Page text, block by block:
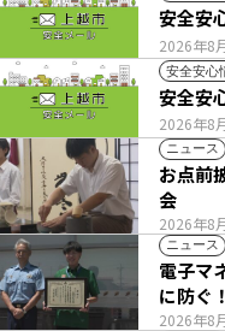
2026年8
安全安
安全安心
2026年8
安全安
ニュース
2026年8
お点前
会
ニュース
2026年8
電子マ
に防ぐ